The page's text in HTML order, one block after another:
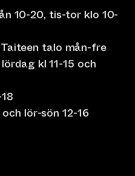
10-20, tis-tor klo 10-
talo mån-fre
kl 11-15 och
lör-sön 12-16